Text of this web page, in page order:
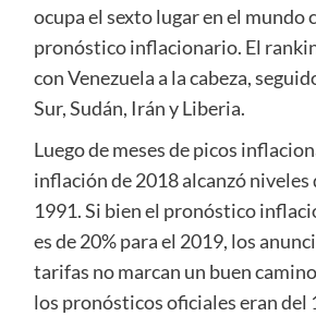
ocupa el sexto lugar en el mundo
pronóstico inflacionario. El
con Venezuela a la cabeza,
Sur, Sudán, Irán y Liberia.
Luego de meses de picos
inflación de 2018 alcanzó niveles
1991. Si bien el pronóstico
es de 20% para el 2019, los
tarifas no marcan un buen
los pronósticos oficiales eran del